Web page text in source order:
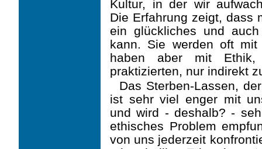
Kultur, in der wir
Die Erfahrung zeigt, dass
ein glückliches und
kann. Sie werden oft mit
haben aber mit
praktizierten, nur indirekt
Das Sterben-Lassen,
ist sehr viel enger mit
und wird - deshalb? -
ethi­sches Problem
von uns jederzeit